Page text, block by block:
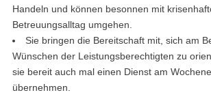
Handeln und können besonnen mit
Betreuungsalltag umgehen.
Sie bringen die Bereitschaft mit, sich am
Wünschen der Leistungsberechtigten zu
sie bereit auch mal einen Dienst am
übernehmen.